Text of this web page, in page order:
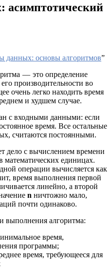
асимптотический
данных: основы алгоритмов”
— это определение
производительности во
очень легко находить время
и худшем случае.
c входными данными: если
время. Все остальные
считаются постоянными.
дело с вычислением времени
единицах.
операции вычисляется как
время выполнения первой
линейно, а второй
n ничтожно мало,
почти одинаково.
выполнения алгоритма:
время,
программы;
время, требующееся для